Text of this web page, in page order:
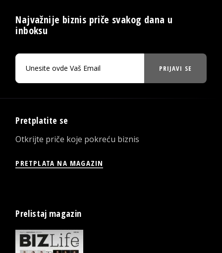
Najvažnije biznis priče svakog dana u
inboksu
PRIJAVI SE
Pretplatite se
Otkrijte priče koje pokreću biznis
PRETPLATA NA MAGAZIN
Prelistaj magazin